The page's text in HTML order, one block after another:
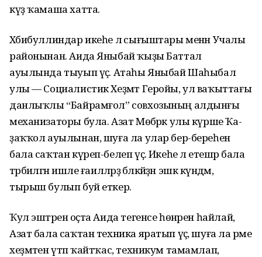
күҙ ҡамаша хатта.
Хәбибуллиндар икеһе лә сығыш­та­ры менән Учалы
районынан. Аида Яныбай ҡыҙы Баттал
ауылында тыуып үҫә. Атаһы Яныбай Шаһыбал
улы — Социалистик Хеҙмәт Геройы, ул ваҡыттағы
данлыҡлы “Байрамғол” совхозының алдынғы
механизаторы була. Азат Мөбәрәк улы күрше Ҡа­
ҙаҡ­ҡол ауылынан, шуға ла улар бер-береһен
бала саҡтан күреп-белеп үҫә. Икеһе лә етешәр бала
тәрбиә­лә­гән ишле ғаиләләрҙә бәләкәйҙән эш­кә күндәм,
тырыш булып буй еткерә.
Ҡул эштәренә оҫта Аида тегенсе һөнәрен һайлай, ә
Азат бала саҡтан техника яратып үҫә, шуға ла әрме
хеҙмәтен үтәп ҡайтҡас, техникум тамамлап,